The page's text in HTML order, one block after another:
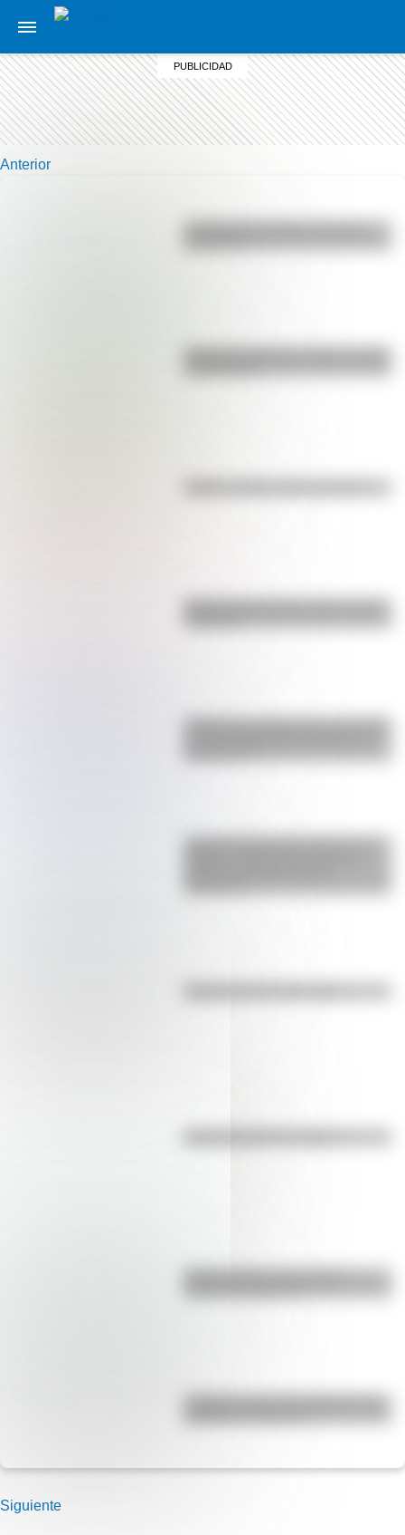
Anterior
Bandera de Bolivia: historia, origen
Bandera de Ecuador para colorear
¿Sabías que Argentina tuvo la torre
La gran hazaña del Cruce de los
Duda resuelta: ¿es el Truco
¿Cuáles son las 10 ciudades más
Siguiente